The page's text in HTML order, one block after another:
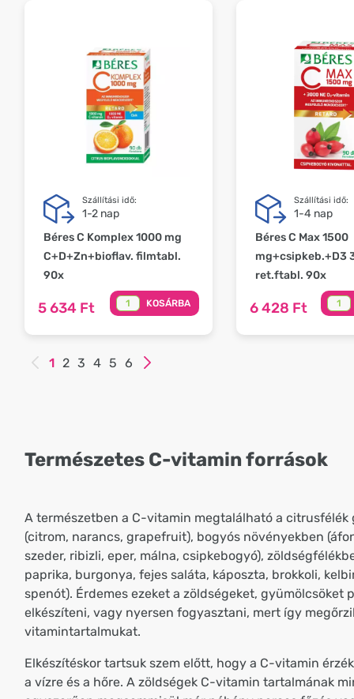
Szállítási idő:
1-2 nap
Béres C Komplex 1000 mg
C+D+Zn+bioflav. filmtabl.
90x
5 634 Ft KOSÁRBA
Szállítási idő:
1-4 nap
Béres C Max 1500
mg+csipkeb.+D3
ret.ftabl. 90x
6 428 Ft
1 2 3 4 5 6
Természetes C-vitamin források
A természetben a C-vitamin megtalálható a citrusfélék
(citrom, narancs, grapefruit), bogyós növényekben
szeder, ribizli, eper, málna, csipkebogyó),
paprika, burgonya, fejes saláta, káposzta, brokkoli,
spenót). Érdemes ezeket a zöldségeket, gyümölcsöket
elkészíteni, vagy nyersen fogyasztani, mert így
vitamintartalmukat.
Elkészítéskor tartsuk szem előtt, hogy a C-vitamin
a vízre és a hőre. A zöldségek C-vitamin tartalmának